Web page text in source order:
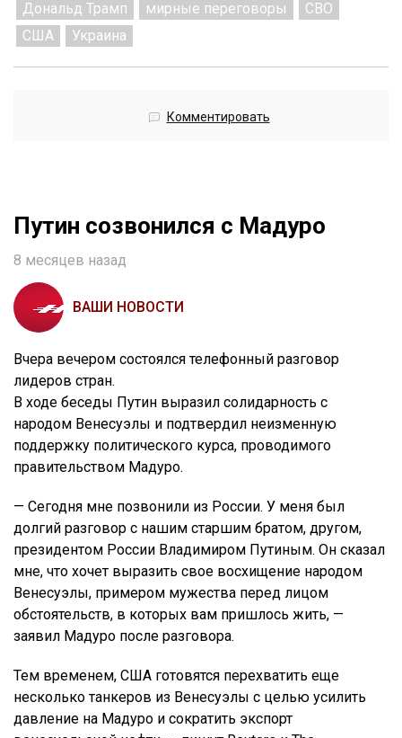
Дональд Трамп мирные переговоры
СВО
США
Украина
Комментировать
Путин созвонился с Мадуро
8 месяцев назад
ВАШИ НОВОСТИ
Вчера вечером состоялся телефонный разговор
лидеров стран.
В ходе беседы Путин выразил солидарность с
народом Венесуэлы и подтвердил неизменную
поддержку политического курса, проводимого
правительством Мадуро.
— Сегодня мне позвонили из России. У меня был
долгий разговор с нашим старшим братом, другом,
президентом России Владимиром Путиным. Он сказал
мне, что хочет выразить свое восхищение народом
Венесуэлы, примером мужества перед лицом
обстоятельств, в которых вам пришлось жить, —
заявил Мадуро после разговора.
Тем временем, США готовятся перехватить еще
несколько танкеров из Венесуэлы с целью усилить
давление на Мадуро и сократить экспорт